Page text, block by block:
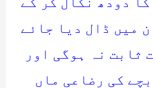
میں ڈال دیا جائے
ثابت نہ ہوگی اور
کی رضاعی ماں